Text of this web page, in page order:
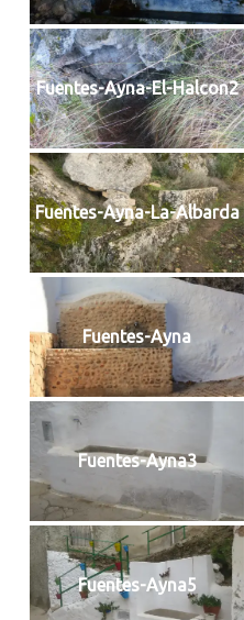
Fuentes-Ayna-El-Halcon2
Fuentes-Ayna-La-Albarda
Fuentes-Ayna
Fuentes-Ayna3
Fuentes-Ayna5